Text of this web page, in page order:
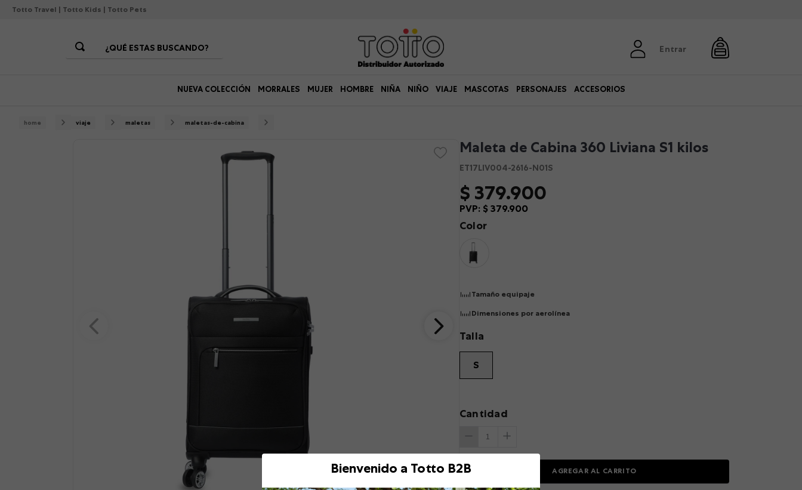
Totto Travel | Totto Kids | Totto Pets
¿QUÉ ESTAS BUSCANDO?
Entrar
NUEVA COLECCIÓN MORRALES MUJER HOMBRE NIÑA NIÑO VIAJE MASCOTAS PERSONAJES ACCESORIOS
viaje maletas maletas-de-cabina
Maleta de Cabina 360 Liviana S1 kilos
ET17LIV004-2616-N01S
$ 379.900
PVP: $379.900
Talla
S
Color
Dimensiones por aerolínea
Tamaño equipaje
Cantidad
AGREGAR AL CARRITO
Bienvenido a Totto B2B